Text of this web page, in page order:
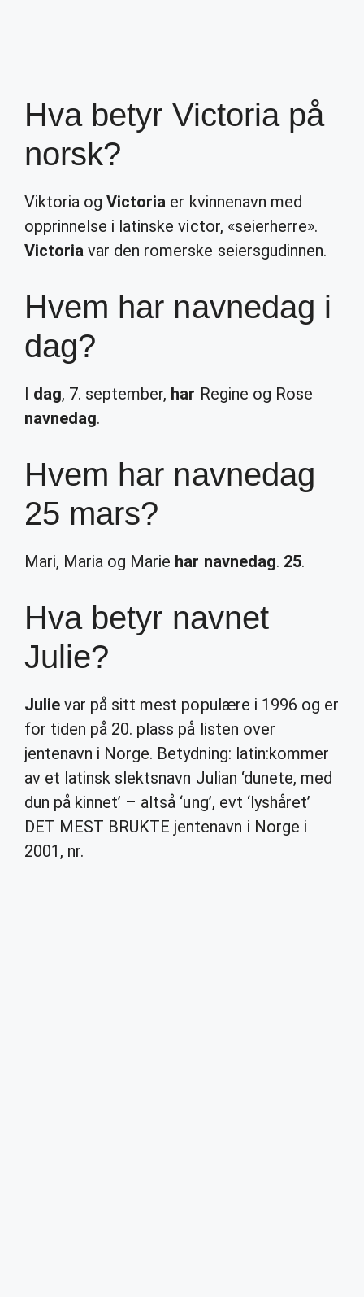
Hva betyr Victoria på
norsk?
Viktoria ogVictoria er kvinnenavn med
opprinnelse i latinske victor, «seierherre».
Victoria var den romerske seiersgudinnen.
Hvem har navnedag i
dag?
I dag, 7. september, har Regine og Rose
navnedag.
Hvem har navnedag
25 mars?
Mari, Maria og Marie har navnedag. 25.
Hva betyr navnet
Julie?
Julie var på sitt mest populære i 1996 og er
for tiden på 20. plass på listen over
jentenavn i Norge. Betydning: latin:kommer
av et latinsk slektsnavn Julian ‘dunete, med
dun på kinnet’ – altså ‘ung’, evt ‘lyshåret’
DET MEST BRUKTE jentenavn i Norge i
2001, nr.